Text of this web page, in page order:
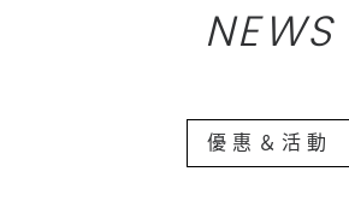
NEWS
優惠＆活動